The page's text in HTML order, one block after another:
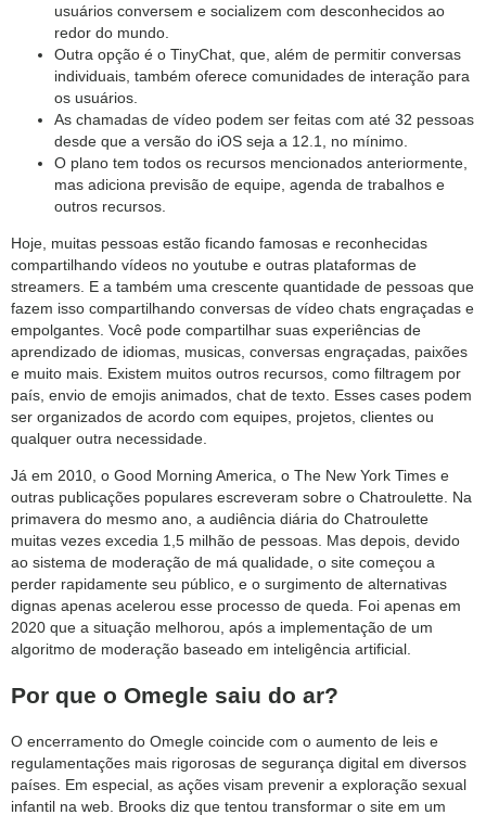
usuários conversem e socializem com desconhecidos ao
redor do mundo.
Outra opção é o TinyChat, que, além de permitir conversas
individuais, também oferece comunidades de interação para
os usuários.
As chamadas de vídeo podem ser feitas com até 32 pessoas
desde que a versão do iOS seja a 12.1, no mínimo.
O plano tem todos os recursos mencionados anteriormente,
mas adiciona previsão de equipe, agenda de trabalhos e
outros recursos.
Hoje, muitas pessoas estão ficando famosas e reconhecidas
compartilhando vídeos no youtube e outras plataformas de
streamers. E a também uma crescente quantidade de pessoas que
fazem isso compartilhando conversas de vídeo chats engraçadas e
empolgantes. Você pode compartilhar suas experiências de
aprendizado de idiomas, musicas, conversas engraçadas, paixões
e muito mais. Existem muitos outros recursos, como filtragem por
país, envio de emojis animados, chat de texto. Esses cases podem
ser organizados de acordo com equipes, projetos, clientes ou
qualquer outra necessidade.
Já em 2010, o Good Morning America, o The New York Times e
outras publicações populares escreveram sobre o Chatroulette. Na
primavera do mesmo ano, a audiência diária do Chatroulette
muitas vezes excedia 1,5 milhão de pessoas. Mas depois, devido
ao sistema de moderação de má qualidade, o site começou a
perder rapidamente seu público, e o surgimento de alternativas
dignas apenas acelerou esse processo de queda. Foi apenas em
2020 que a situação melhorou, após a implementação de um
algoritmo de moderação baseado em inteligência artificial.
Por que o Omegle saiu do ar?
O encerramento do Omegle coincide com o aumento de leis e
regulamentações mais rigorosas de segurança digital em diversos
países. Em especial, as ações visam prevenir a exploração sexual
infantil na web. Brooks diz que tentou transformar o site em um